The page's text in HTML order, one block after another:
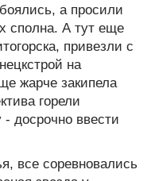
а просили
сполна. А тут еще
привезли с
на
жарче закипела
горели
досрочно ввести
все соревновались